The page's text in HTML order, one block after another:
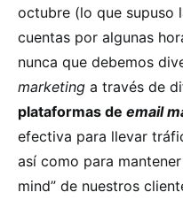
octubre (lo que supuso
cuentas por algunas
nunca que debemos
marketing a través de
plataformas de email
efectiva para llevar
así como para
mind” de nuestros